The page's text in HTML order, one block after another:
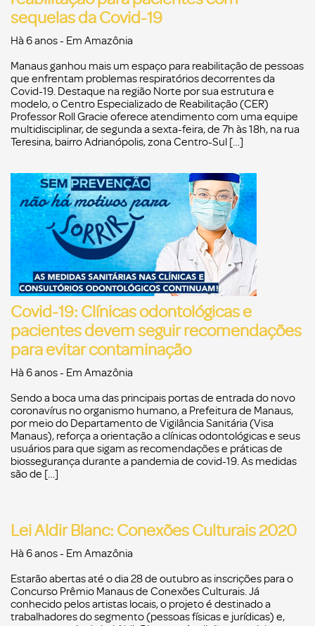
sequelas da Covid-19
Hà 6 anos- Em Amazônia
Manaus ganhou mais um espaço para reabilitação de pessoas
que enfrentam problemas respiratórios decorrentes da
Covid-19. Destaque na região Norte por sua estrutura e
modelo, o Centro Especializado de Reabilitação (CER)
Professor Roll Gracie oferece atendimento com uma equipe
multidisciplinar, de segunda a sexta-feira, de 7h às 18h, na rua
Teresina, bairro Adrianópolis, zona Centro-Sul […]
Covid-19: Clínicas odontológicas e
pacientes devem seguir recomendações
para evitar contaminação
Hà 6 anos- Em Amazônia
Sendo a boca uma das principais portas de entrada do novo
coronavírus no organismo humano, a Prefeitura de Manaus,
por meio do Departamento de Vigilância Sanitária (Visa
Manaus), reforça a orientação a clínicas odontológicas e seus
usuários para que sigam as recomendações e práticas de
biossegurança durante a pandemia de covid-19. As medidas
são de […]
Lei Aldir Blanc: Conexões Culturais 2020
Hà 6 anos- Em Amazônia
Estarão abertas até o dia 28 de outubro as inscrições para o
Concurso Prêmio Manaus de Conexões Culturais. Já
conhecido pelos artistas locais, o projeto é destinado a
trabalhadores do segmento (pessoas físicas e jurídicas) e,